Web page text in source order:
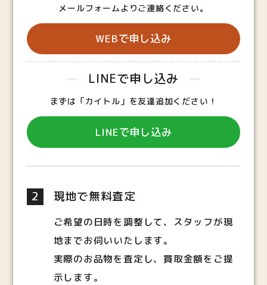
メールフォームよりご連絡ください。
WEBで申し込み
LINEで申し込み
まずは「カイトル」を友達追加ください！
LINEで申し込み
2 現地で無料査定
ご希望の日時を調整して、スタッフが現
地までお伺いいたします。
実際のお品物を査定し、買取金額をご提
示します。